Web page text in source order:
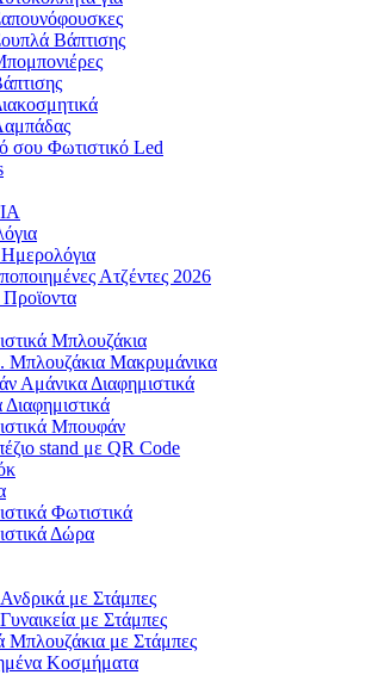
Βάπτισης
σου Φωτιστικό Led
Ατζέντες 2026
Προϊοντα
Μπλουζάκια
Μπλουζάκια Μακρυμάνικα
Αμάνικα Διαφημιστικά
Μπουφάν
stand με QR Code
Φωτιστικά
Δώρα
με Στάμπες
με Στάμπες
Μπλουζάκια με Στάμπες
Κοσμήματα